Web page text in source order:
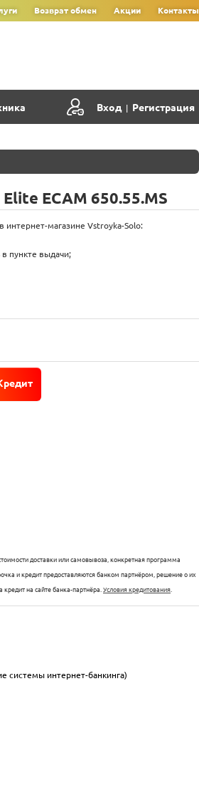
Возврат обмен Акции Контакты
Вход | Регистрация
ECAM 650.55.MS
интернет-магазине Vstroyka-Solo:
пункте выдачи;
доставки или самовывоза, конкретная программа
и кредит предоставляются банком партнёром, решение о их
на сайте банка-партнёра. Условия кредитования
системы интернет-банкинга)